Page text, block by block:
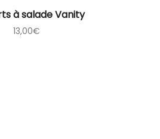
à salade Vanity
13,00€